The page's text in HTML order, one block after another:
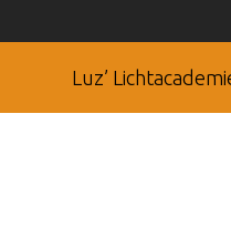
Luz’